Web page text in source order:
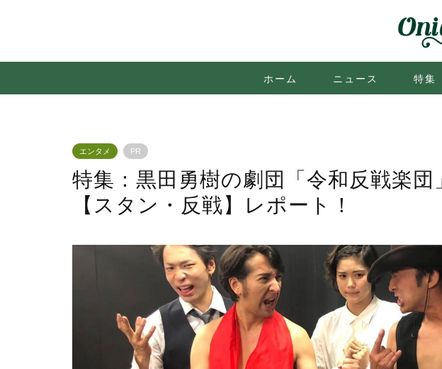
ホーム ニュース 特集
エンタメ PR
特集：黒田勇樹の劇団「令和反戦楽団
【スタン・反戦】レポート！